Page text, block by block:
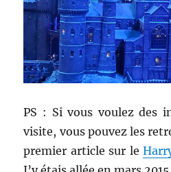
PS : Si vous voulez des
visite, vous pouvez les
premier article sur le